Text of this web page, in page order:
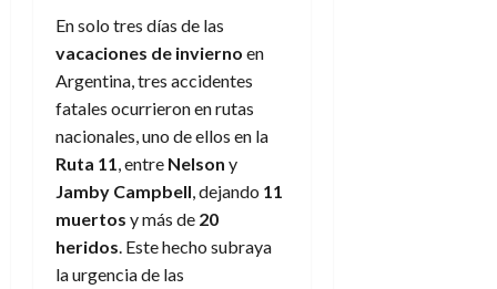
En solo tres días de las
vacaciones de invierno en
Argentina, tres accidentes
fatales ocurrieron en rutas
nacionales, uno de ellos en la
Ruta 11 , entre Nelson y
Jamby Campbell , dejando 11
muertos y más de 20
heridos . Este hecho subraya
la urgencia de las